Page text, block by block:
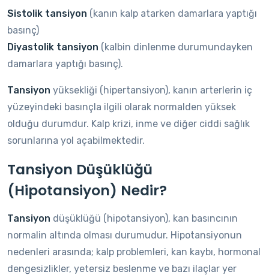
Sistolik tansiyon (kanın kalp atarken damarlara yaptığı
basınç)
Diyastolik tansiyon (kalbin dinlenme durumundayken
damarlara yaptığı basınç).
Tansiyon yüksekliği (hipertansiyon), kanın arterlerin iç
yüzeyindeki basınçla ilgili olarak normalden yüksek
olduğu durumdur. Kalp krizi, inme ve diğer ciddi sağlık
sorunlarına yol açabilmektedir.
Tansiyon Düşüklüğü
(Hipotansiyon) Nedir?
Tansiyon düşüklüğü (hipotansiyon), kan basıncının
normalin altında olması durumudur. Hipotansiyonun
nedenleri arasında; kalp problemleri, kan kaybı, hormonal
dengesizlikler, yetersiz beslenme ve bazı ilaçlar yer